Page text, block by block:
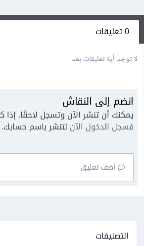
0 تعليقات
لا توجد أية تعليقات بعد
انضم إلى النقاش
يمكنك أن تنشر الآن وتسجل لاحقًا.
فسجل الدخول الآن لتنشر باسم حسابك.
أضف تعليق
التصنيفات